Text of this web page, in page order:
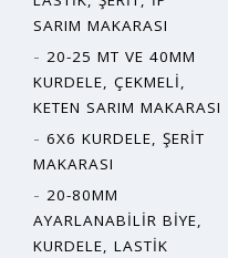
SARIM MAKARASI
20-25 MT VE 40MM
KURDELE, ÇEKMELI,
KETEN SARIM MAKARASI
6X6 KURDELE, ŞERIT
MAKARASI
20-80MM
AYARLANABILIR BIYE,
KURDELE, LASTIK